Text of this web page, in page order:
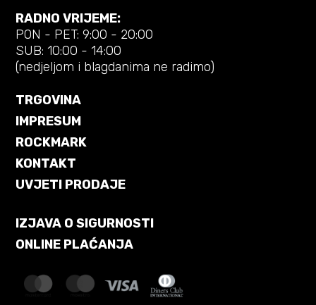
RADNO VRIJEME:
PON - PET: 9:00 - 20:00
SUB: 10:00 - 14:00
(nedjeljom i blagdanima ne radimo)
TRGOVINA
IMPRESUM
ROCKMARK
KONTAKT
UVJETI PRODAJE
IZJAVA O SIGURNOSTI
ONLINE PLAĆANJA